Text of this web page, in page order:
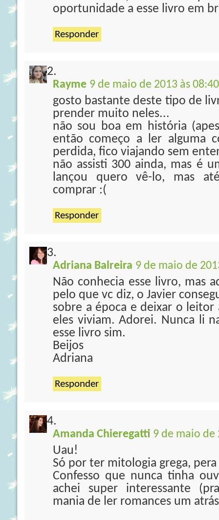
oportunidade a esse livro em
Responder
Rayme 9 de maio de 2013 às 08:40
gosto bastante deste tipo de
prender muito neles...
não sou boa em história
então começo a ler alguma
perdida, fico viajando sem
não assisti 300 ainda, mas é
lançou quero vê-lo, mas
comprar :(
Responder
Adriana Balreira 9 de maio de
Não conhecia esse livro, mas
pelo que vc diz, o Javier
sobre a época e deixar o
eles viviam. Adorei. Nunca li
esse livro sim.
Beijos
Adriana
Responder
Amanda Chieregatti 9 de maio de
Uau!
Só por ter mitologia grega,
Confesso que nunca tinha
achei super interessante
mania de ler romances um